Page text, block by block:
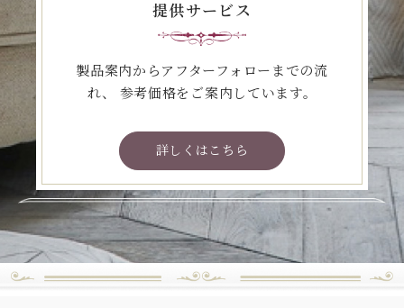
提供サービス
製品案内からアフターフォローまでの流
れ、
参考価格をご案内しています。
詳しくはこちら